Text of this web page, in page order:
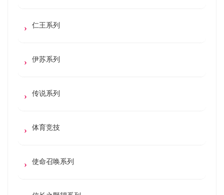
仁王系列
伊苏系列
传说系列
体育竞技
使命召唤系列